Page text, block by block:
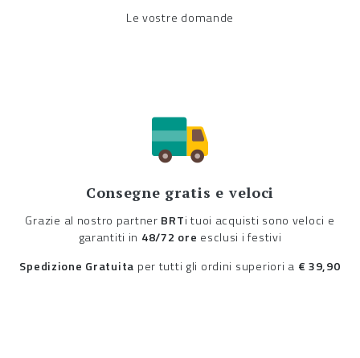
Le vostre domande
Consegne gratis e veloci
Grazie al nostro partner BRTi tuoi acquisti sono veloci e
garantiti in 48/72 ore esclusi i festivi
Spedizione Gratuita per tutti gli ordini superiori a € 39,90